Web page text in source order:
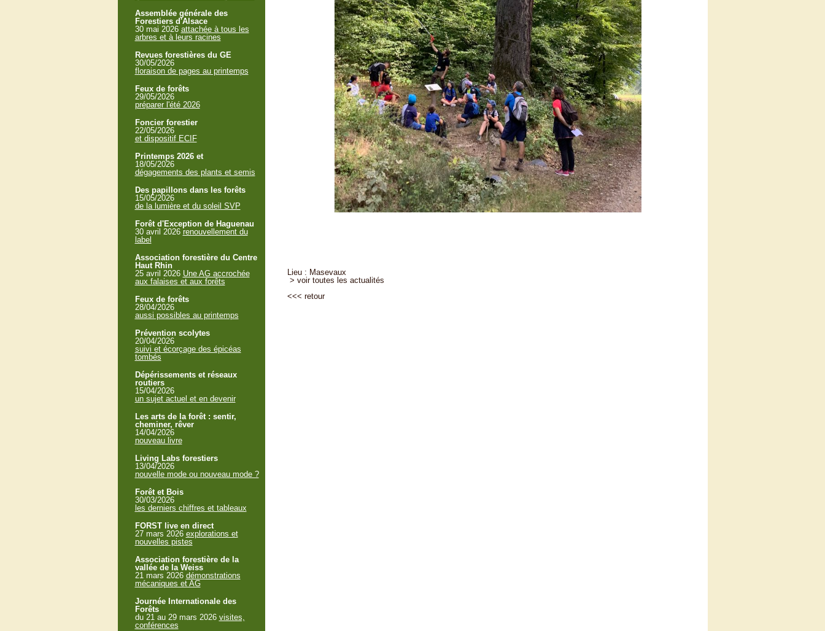
Lieu : Masevaux
> voir toutes les actualités
<<< retour
Assemblée générale des
Forestiers d'Alsace
30 mai 2026 attachée à tous les
arbres et à leurs racines
Revues forestières du GE
30/05/2026
floraison de pages au printemps
Feux de forêts
29/05/2026
préparer l'été 2026
Foncier forestier
22/05/2026
et dispositif ECIF
Printemps 2026 et
18/05/2026
dégagements des plants et semis
Des papillons dans les forêts
15/05/2026
de la lumière et du soleil SVP
Forêt d'Exception de Haguenau
30 avril 2026 renouvellement du
label
Association forestière du Centre
Haut Rhin
25 avril 2026 Une AG accrochée
aux falaises et aux forêts
Feux de forêts
28/04/2026
aussi possibles au printemps
Prévention scolytes
20/04/2026
suivi et écorçage des épicéas
tombés
Dépérissements et réseaux
routiers
15/04/2026
un sujet actuel et en devenir
Les arts de la forêt : sentir,
cheminer, rêver
14/04/2026
nouveau livre
Living Labs forestiers
13/04/2026
nouvelle mode ou nouveau mode ?
Forêt et Bois
30/03/2026
les derniers chiffres et tableaux
FORST live en direct
27 mars 2026 explorations et
nouvelles pistes
Association forestière de la
vallée de la Weiss
21 mars 2026 démonstrations
mécaniques et AG
Journée Internationale des
Forêts
du 21 au 29 mars 2026 visites,
conférences